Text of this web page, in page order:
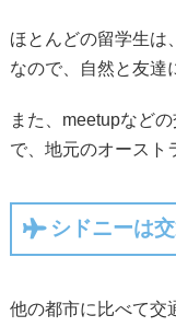
ほとんどの留学生は
なので、自然と友達
また、meetupなど
で、地元のオースト
シドニーは
他の都市に比べて交